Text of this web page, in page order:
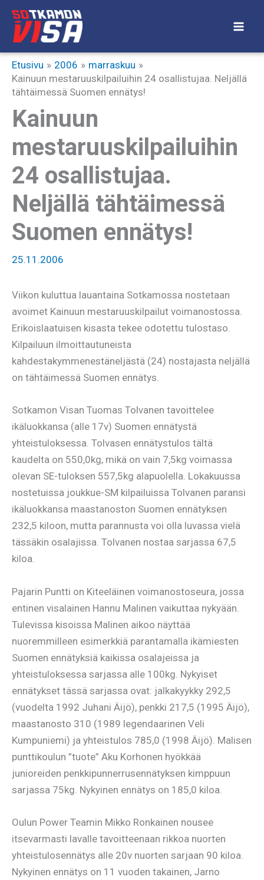
Siirry
sisältöön
Etusivu 2006
marraskuu
Kainuun mestaruuskilpailuihin 24 osallistujaa. Neljällä
tähtäimessä Suomen ennätys!
Kainuun
mestaruuskilpailuihin
24 osallistujaa.
Neljällä tähtäimessä
Suomen ennätys!
25.11.2006
Viikon kuluttua lauantaina Sotkamossa nostetaan
avoimet Kainuun mestaruuskilpailut voimanostossa.
Erikoislaatuisen kisasta tekee odotettu tulostaso.
Kilpailuun ilmoittautuneista
kahdestakymmenestäneljästä (24) nostajasta neljällä
on tähtäimessä Suomen ennätys.
Sotkamon Visan Tuomas Tolvanen tavoittelee
ikäluokkansa (alle 17v) Suomen ennätystä
yhteistuloksessa. Tolvasen ennätystulos tältä
kaudelta on 550,0kg, mikä on vain 7,5kg voimassa
olevan SE-tuloksen 557,5kg alapuolella. Lokakuussa
nostetuissa joukkue-SM kilpailuissa Tolvanen paransi
ikäluokkansa maastanoston Suomen ennätyksen
232,5 kiloon, mutta parannusta voi olla luvassa vielä
tässäkin osalajissa. Tolvanen nostaa sarjassa 67,5
kiloa.
Pajarin Puntti on Kiteeläinen voimanostoseura, jossa
entinen visalainen Hannu Malinen vaikuttaa nykyään.
Tulevissa kisoissa Malinen aikoo näyttää
nuoremmilleen esimerkkiä parantamalla ikämiesten
Suomen ennätyksiä kaikissa osalajeissa ja
yhteistuloksessa sarjassa alle 100kg. Nykyiset
ennätykset tässä sarjassa ovat: jalkakyykky 292,5
(vuodelta 1992 Juhani Äijö), penkki 217,5 (1995 Äijö),
maastanosto 310 (1989 legendaarinen Veli
Kumpuniemi) ja yhteistulos 785,0 (1998 Äijö). Malisen
punttikoulun ”tuote” Aku Korhonen hyökkää
junioreiden penkkipunnerrusennätyksen kimppuun
sarjassa 75kg. Nykyinen ennätys on 185,0 kiloa.
Oulun Power Teamin Mikko Ronkainen nousee
itsevarmasti lavalle tavoitteenaan rikkoa nuorten
yhteistulosennätys alle 20v nuorten sarjaan 90 kiloa.
Nykyinen ennätys on 11 vuoden takainen, Jarno